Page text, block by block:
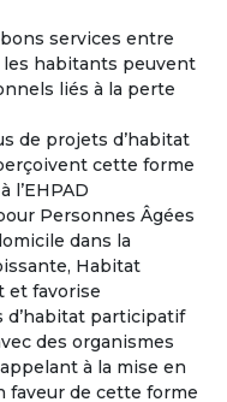
services entre
habitants peuvent
liés à la perte
de projets d’habitat
cette forme
l’EHPAD
Personnes Âgées
dans la
Habitat
et favorise
d’habitat participatif
des organismes
à la mise en
de cette forme
!
vivent déjà à
prendre sa
mois...